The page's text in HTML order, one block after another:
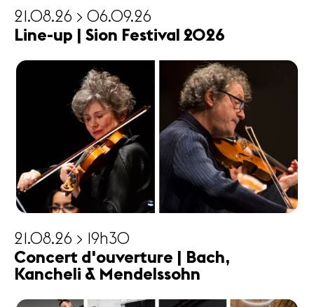
21.08.26 > 06.09.26
Line-up | Sion Festival 2026
21.08.26 > 19h30
Concert d'ouverture | Bach,
Kancheli & Mendelssohn